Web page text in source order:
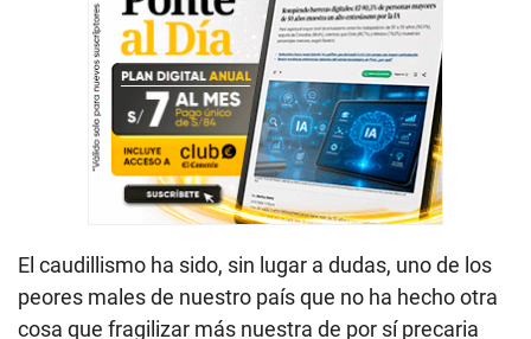
El caudillismo ha sido, sin lugar a dudas, uno de los
peores males de nuestro país que no ha hecho otra
cosa que fragilizar más nuestra de por sí precaria